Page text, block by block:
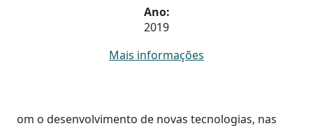
Ano:
2019
Mais informações
om o desenvolvimento de novas tecnologias, nas